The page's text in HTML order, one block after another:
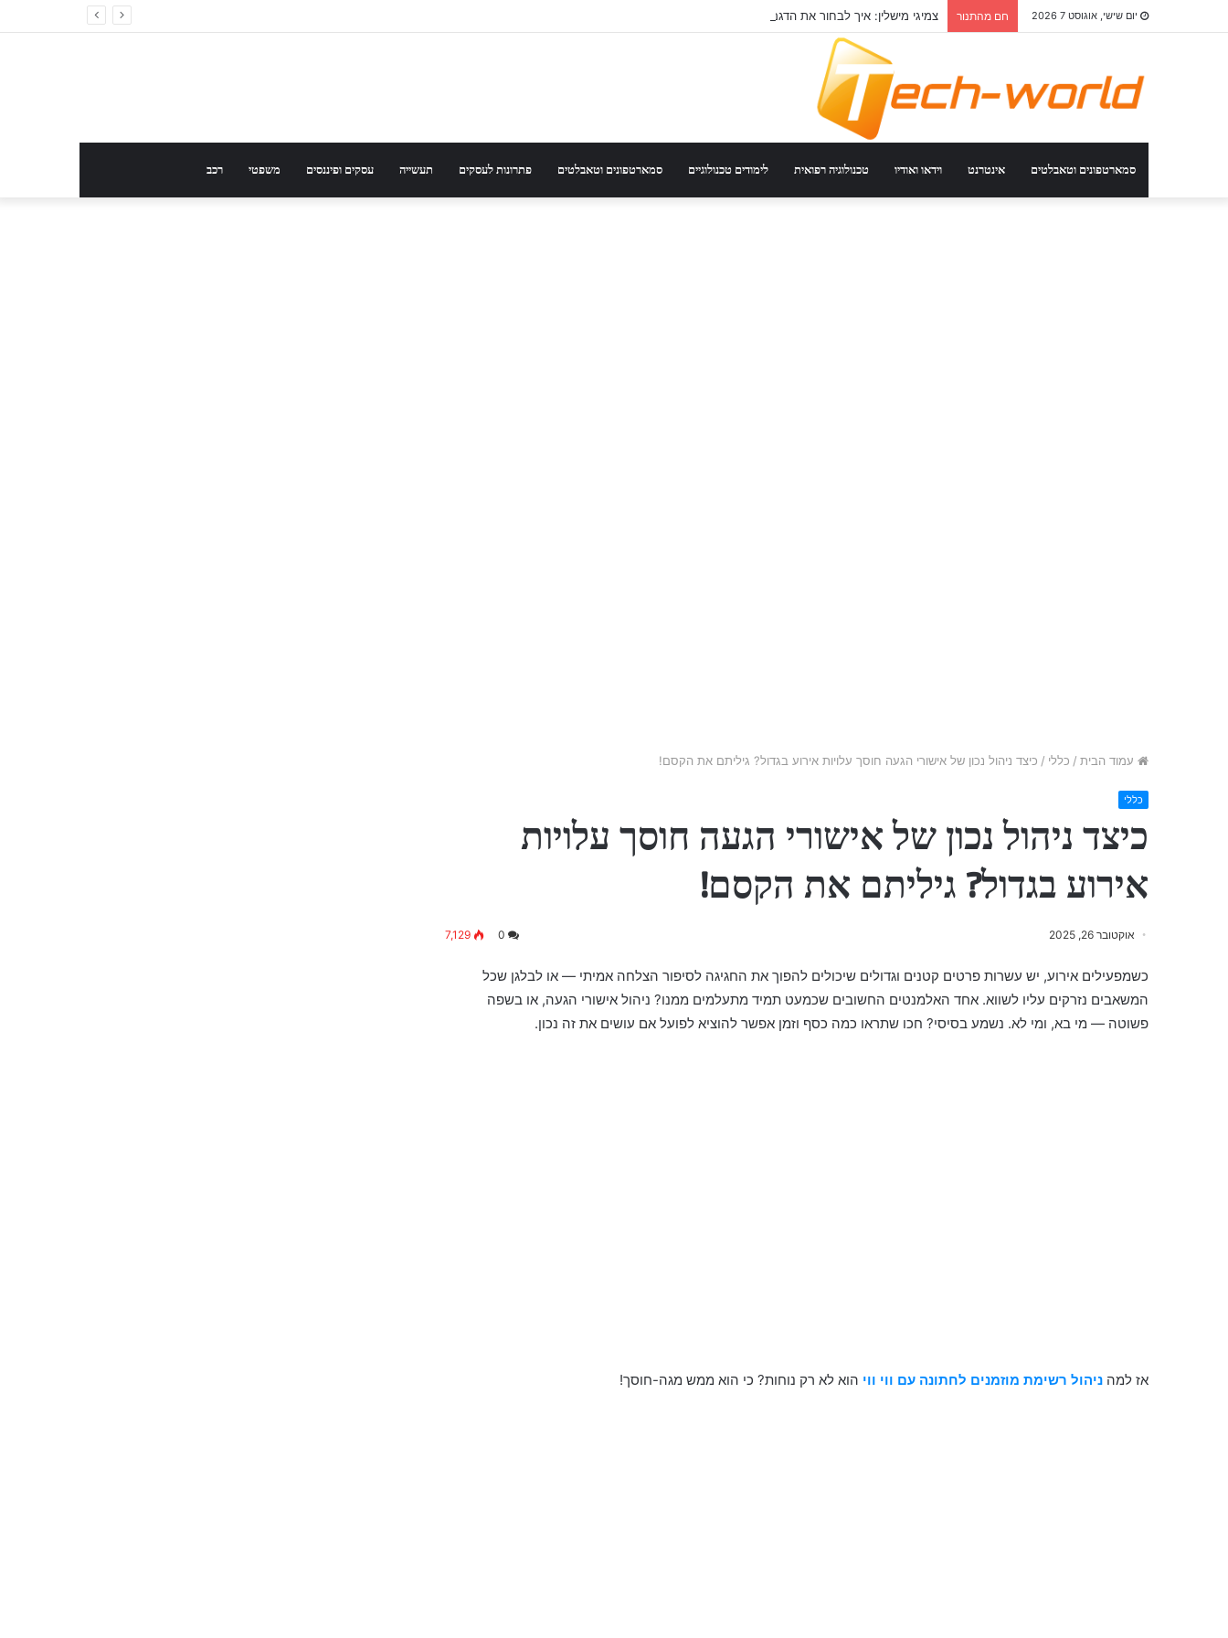
יום שישי, אוגוסט 7 2026 חם מהתנור צמיגי מישלין: איך לבחור את הדגם הנכון לפי סוג רכב ונסועה
סמארטפונים וטאבלטים אינטרנט וידאו ואודיו טכנולוגיה רפואית לימודים טכנולוגיים סמארטפונים וטאבלטים פתרונות לעסקים תעשייה עסקים ופיננסים משפטי רכב
עמוד הבית / כללי / כיצד ניהול נכון של אישורי הגעה חוסך עלויות אירוע בגדול? גיליתם את הקסם!
כללי
כיצד ניהול נכון של אישורי הגעה חוסך עלויות
אירוע בגדול? גיליתם את הקסם!
אוקטובר 26, 2025 0
7,129
כשמפעילים אירוע, יש עשרות פרטים קטנים וגדולים שיכולים להפוך את החגיגה לסיפור הצלחה אמיתי — או לבלגן שכל
המשאבים נזרקים עליו לשווא. אחד האלמנטים החשובים שכמעט תמיד מתעלמים ממנו? ניהול אישורי הגעה, או בשפה
פשוטה — מי בא, ומי לא. נשמע בסיסי? חכו שתראו כמה כסף וזמן אפשר להוציא לפועל אם עושים את זה נכון.
אז למה ניהול רשימת מוזמנים לחתונה עם ווי ווי הוא לא רק נוחות? כי הוא ממש מגה-חוסך!